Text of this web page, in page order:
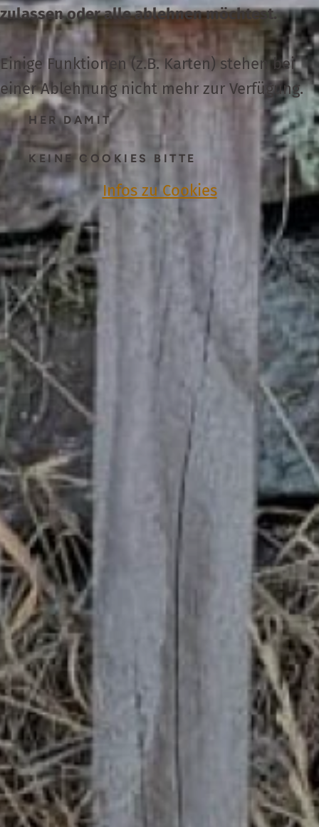
zulassen oder alle ablehnen möchtest.
Einige Funktionen (z.B. Karten) stehen bei
einer Ablehnung nicht mehr zur Verfügung.
HER DAMIT
KEINE COOKIES BITTE
Infos zu Cookies